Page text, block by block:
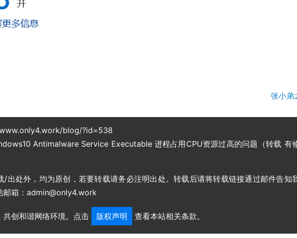
张小弟
blog/?id=538
Antimalware Service Executable 进程占用CPU资源过高的问题（转载 有
/出处外，均为原创，若要转载请务必注明出处。转载后请将转载链接通过邮件告知
邮箱：admin@only4.work
共创和谐网络环境。点击 版权声明 查看本站相关条款。